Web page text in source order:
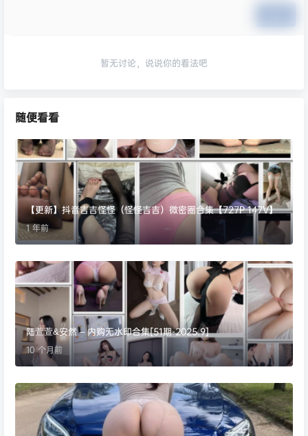
暂无讨论，说说你的看法吧
随便看看
【更新】抖音吉吉怪怪（怪怪吉吉）微密圈合集【727P 147V】
1 年前
陆萱萱&安然 – 内购无水印合集[51期-2025.9]
10 个月前